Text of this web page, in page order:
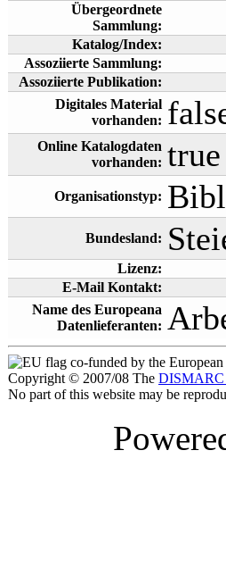
Übergeordnete
Sammlung:
Katalog/Index:
Assoziierte Sammlung:
Assoziierte Publikation:
Digitales Material
vorhanden:
Online Katalogdaten
vorhanden: true
Organisationstyp:
Bundesland:
Lizenz:
E-Mail Kontakt:
Name des Europeana
Datenlieferanten:
co-funded by the
Copyright © 2007/08 The DISMARC
No part of this website may be